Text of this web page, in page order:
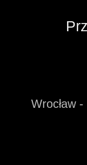
Wrocław